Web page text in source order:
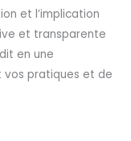
et l’implication
et transparente
en une
pratiques et de